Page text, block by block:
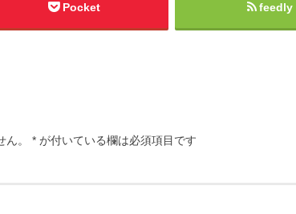
Pocket feedly
。 * が付いている欄は必須項目です